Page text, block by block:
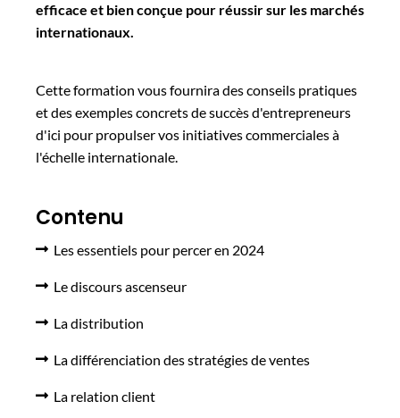
efficace et bien conçue pour réussir sur les marchés
internationaux.
Cette formation vous fournira des conseils pratiques
et des exemples concrets de succès d'entrepreneurs
d'ici pour propulser vos initiatives commerciales à
l'échelle internationale.
Contenu
Les essentiels pour percer en 2024
Le discours ascenseur
La distribution
La différenciation des stratégies de ventes
La relation client